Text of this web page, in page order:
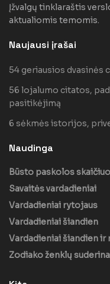
Įžvalgų tinklaraštis
aktualiomis temomis.
Naujausi įrašai
54 geriausios dvasinės
56 lojalumo citatos,
pasitikėjimą
6 sėkmės istorijos,
Naudinga
Būsto paskolos
Savaitės vardadieniai
Vardadieniai rytojaus
Vardadieniai šiandien
Vardadieniai šiandien ir
Zodiako ženklų